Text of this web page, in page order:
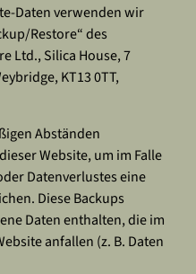
Daten verwenden wir
Restore“ des
Ltd., Silica House, 7
KT13 0TT,
Abständen
Website, um im Falle
Datenverlustes eine
Diese Backups
Daten enthalten, die im
anfallen (z. B. Daten